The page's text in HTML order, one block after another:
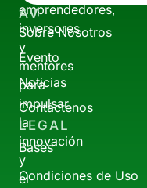
emprendedores,
inversores
y
mentores
para
impulsar
la
innovación
y
el
AV
Sobre Nosotros
Evento
Noticias
Contáctenos
LEGAL
Bases
Condiciones de Uso